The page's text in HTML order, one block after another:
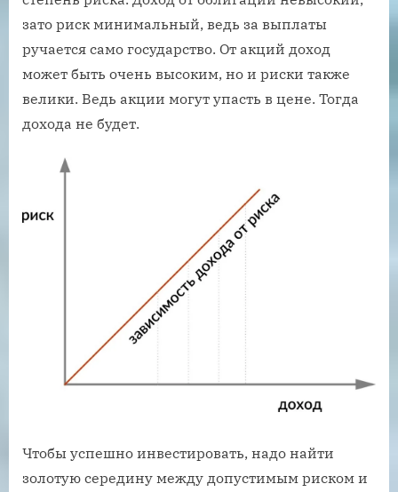
зато риск минимальный, ведь за выплаты
ручается само государство. От акций доход
может быть очень высоким, но и риски также
велики. Ведь акции могут упасть в цене. Тогда
дохода не будет.
Чтобы успешно инвестировать, надо найти
золотую середину между допустимым риском и